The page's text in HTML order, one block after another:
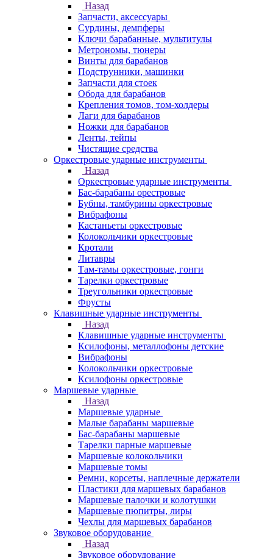
Назад
Запчасти, аксессуары
Сурдины, демпферы
Ключи барабанные, мультитулы
Метрономы, тюнеры
Винты для барабанов
Подструнники, машинки
Запчасти для стоек
Обода для барабанов
Крепления томов, том-холдеры
Лаги для барабанов
Ножки для барабанов
Ленты, тейпы
Чистящие средства
Оркестровые ударные инструменты
Назад
Оркестровые ударные инструменты
Бас-барабаны орестровые
Бубны, тамбурины оркестровые
Вибрафоны
Кастаньеты оркестровые
Колокольчики оркестровые
Кротали
Литавры
Там-тамы оркестровые, гонги
Тарелки оркестровые
Треугольники оркестровые
Фрусты
Клавишные ударные инструменты
Назад
Клавишные ударные инструменты
Ксилофоны, металлофоны детские
Вибрафоны
Колокольчики оркестровые
Ксилофоны оркестровые
Маршевые ударные
Назад
Маршевые ударные
Малые барабаны маршевые
Бас-барабаны маршевые
Тарелки парные маршевые
Маршевые колокольчики
Маршевые томы
Ремни, корсеты, наплечные держатели
Пластики для маршевых барабанов
Маршевые палочки и колотушки
Маршевые пюпитры, лиры
Чехлы для маршевых барабанов
Звуковое оборудование
Назад
Звуковое оборудование